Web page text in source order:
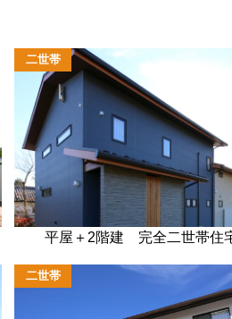
二世帯
平屋＋2階建 完全二世帯住
二世帯